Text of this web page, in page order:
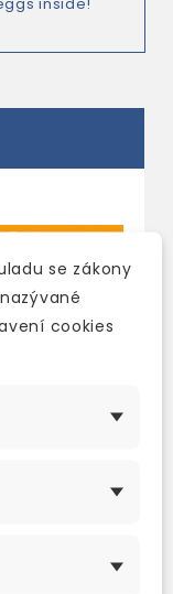
se zákony
cookies